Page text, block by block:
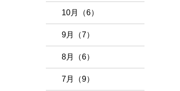
10月（6）
9月（7）
8月（6）
7月（9）